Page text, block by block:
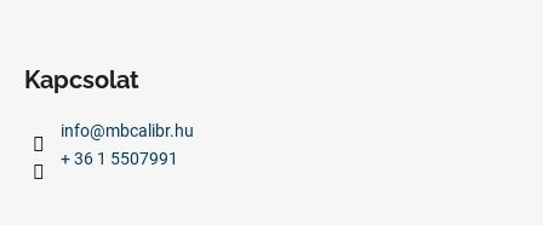
Kapcsolat
info@mbcalibr.hu
+ 36 1 5507991